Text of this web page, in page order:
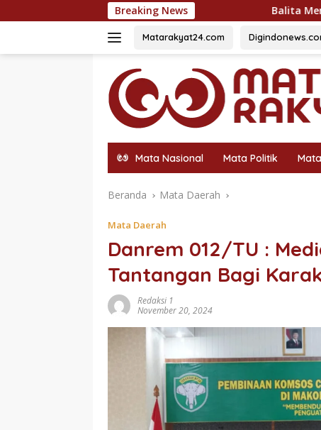
ke
Breaking News
Balita Meninggal Dunia Akibat
Matarakyat24.com
Mata Nasional Mata Politik
Beranda Mata Daerah
Mata Daerah
Danrem 012/TU :
Tantangan Bagi
Redaksi 1
November 20, 2024